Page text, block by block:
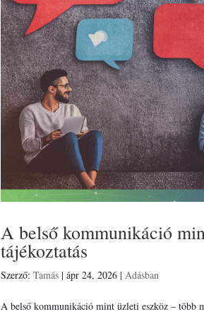
A belső kommunikáció
tájékoztatás
Szerző:Tamás |ápr 24, 2026 |Adásban
A belső kommunikáció mint üzleti eszköz – több